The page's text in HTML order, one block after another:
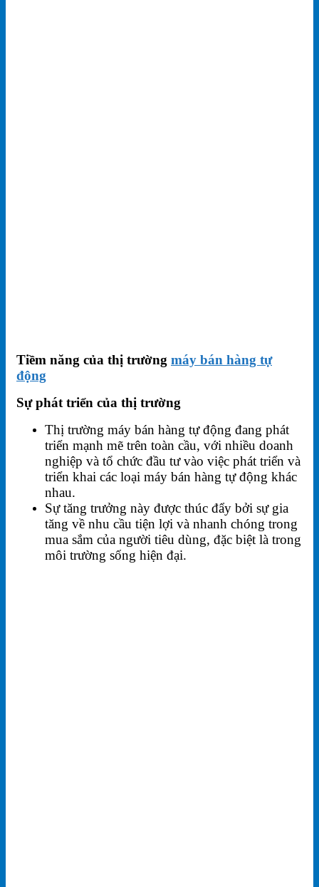
Tiềm năng của thị trường máy bán hàng tự
động
Sự phát triển của thị trường
Thị trường máy bán hàng tự động đang phát
triển mạnh mẽ trên toàn cầu, với nhiều doanh
nghiệp và tổ chức đầu tư vào việc phát triển và
triển khai các loại máy bán hàng tự động khác
nhau.
Sự tăng trưởng này được thúc đẩy bởi sự gia
tăng về nhu cầu tiện lợi và nhanh chóng trong
mua sắm của người tiêu dùng, đặc biệt là trong
môi trường sống hiện đại.